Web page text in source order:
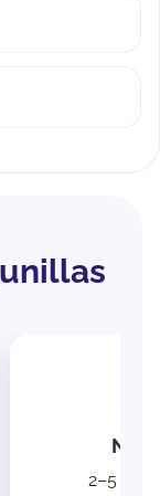
2–5 días